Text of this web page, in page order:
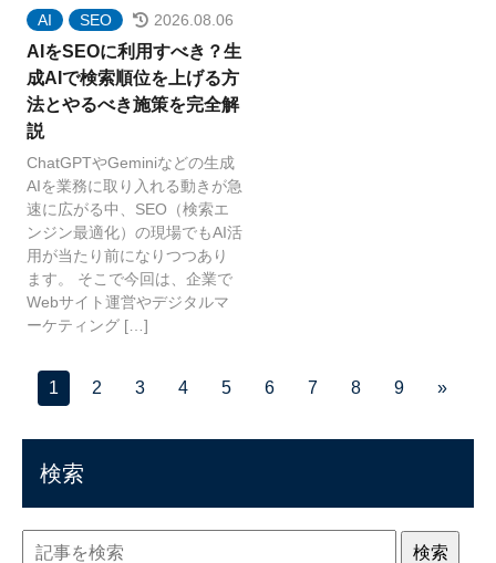
AI SEO 2026.08.06
AIをSEOに利用すべき？生
成AIで検索順位を上げる方
法とやるべき施策を完全解
説
ChatGPTやGeminiなどの生成
AIを業務に取り入れる動きが急
速に広がる中、SEO（検索エ
ンジン最適化）の現場でもAI活
用が当たり前になりつつあり
ます。 そこで今回は、企業で
Webサイト運営やデジタルマ
ーケティング […]
1 2 3 4 5 6 7 8 9 »
検索
検索